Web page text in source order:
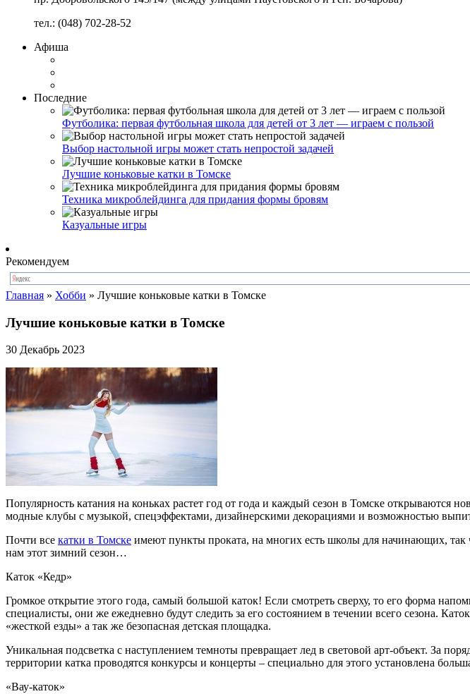
тел.: (048) 702-28-52
Афиша
Последние
Футболика: первая футбольная школа для детей от 3 лет — играем с пользой
Выбор настольной игры может стать непростой задачей
Лучшие коньковые катки в Томске
Техника микроблейдинга для придания формы бровям
Казуальные игры
Рекомендуем
Главная » Хобби » Лучшие коньковые катки в Томске
Лучшие коньковые катки в Томске
30 Декабрь 2023
Популярность катания на коньках растет год от года и каждый сезон в Томске
модные клубы с музыкой, спецэффектами, дизайнерскими декорациями и возможностью
Почти все катки в Томске имеют пункты проката, на многих есть школы для начинающих,
нам этот зимний сезон…
Каток «Кедр»
Громкое открытие этого года, самый большой каток! Если смотреть сверху, то его форма
специалисты, они же ежедневно будут следить за его состоянием в течении всего сезона.
«жесткой езды» а так же безопасная детская площадка.
Уникальная подсветка с наступлением темноты превращает лед в световой арт-объект. За
территории катка проводятся конкурсы и концерты – специально для этого установлена
«Вау-каток»